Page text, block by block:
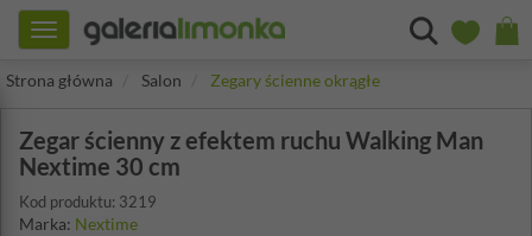
Toggle
navigation
Strona główna
Salon Zegary ścienne okrągłe
Zegar ścienny z efektem ruchu Walking Man
Nextime 30 cm
Kod produktu: 3219
Marka: Nextime